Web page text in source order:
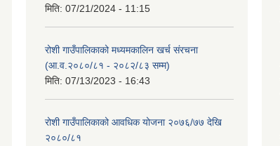
मिति: 07/21/2024 - 11:15
रोशी गाउँपालिकाको मध्यमकालिन खर्च संरचना
(आ.व.२०८०/८१ - २०८२/८३ सम्म)
मिति: 07/13/2023 - 16:43
रोशी गाउँपालिकाको आवधिक योजना २०७६/७७ देखि
२०८०/८१